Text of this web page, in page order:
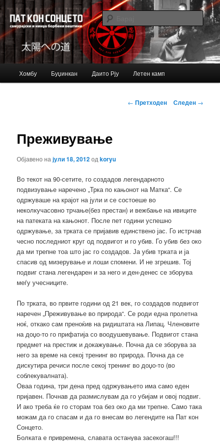
Bujinkan blog
Just another Bujinkan Sites site
Барај
Оди
содржина
Хомбу Буџинкан Даито Рју Летен камп
Навигација
← Претходен Следен →
Преживување
Објавено најули 18, 2012одkoryu
Во текот на 90-сетите, го создадов легендарното
подвизување наречено „Трка по кањонот на Матка“. Се
одржуваше на крајот на јули и се состоеше во
неколкучасовно трчање(без престан) и вежбање на ивиците
на патеката на кањонот. После пет години успешно
одржување, за трката се пријавив единствено јас. Го истрчав
чесно последниот круг од подвигот и го убив. Го убив без око
да ми трепне тоа што јас го создадов. Ја убив трката и ја
спасив од мизерување и лоши спомени. И не згрешив. Тој
подвиг стана легендарен и за него и ден-денес се зборува
меѓу учесниците.
По трката, во првите години од 21 век, го создадов подвигот
наречен „Преживување во природа“. Се роди една пролетна
ноќ, откако сам преноќив на ридиштата на Липац. Членовите
на доџо-то го прифатија со воодушевување. Подвигот стана
предмет на престиж и докажување. Почна да се зборува за
него за време на секој тренинг во природа. Почна да се
дискутира речиси после секој тренинг во доџо-то (во
соблекувалната).
Оваа година, три дена пред одржувањето има само еден
пријавен. Почнав да размислувам да го убијам и овој подвиг.
И ако треба ќе го сторам тоа без око да ми трепне. Само така
можам да го спасам и да го внесам во легендите на Пат кон
Сонцето.
Болката е привремена, славата останува засекогаш!!!